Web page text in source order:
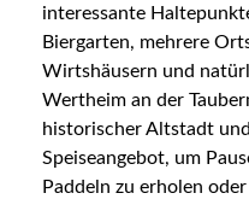
interessante
Biergarten, mehrere
Wirtshäusern und
Wertheim an der
historischer Altstadt
Speiseangebot, um
Paddeln zu erholen